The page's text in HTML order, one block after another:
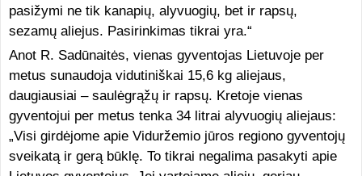
pasižymi ne tik kanapių, alyvuogių, bet ir rapsų,
sezamų aliejus. Pasirinkimas tikrai yra.“
Anot R. Sadūnaitės, vienas gyventojas Lietuvoje per
metus sunaudoja vidutiniškai 15,6 kg aliejaus,
daugiausiai – saulėgrąžų ir rapsų. Kretoje vienas
gyventojui per metus tenka 34 litrai alyvuogių aliejaus:
„Visi girdėjome apie Viduržemio jūros regiono gyventojų
sveikatą ir gerą būklę. To tikrai negalima pasakyti apie